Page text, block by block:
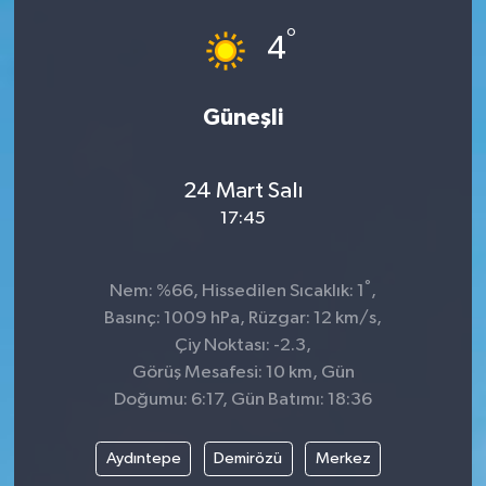
4°
Güneşli
24 Mart Salı
17:45
Nem: %66, Hissedilen Sıcaklık: 1 ° ,
Basınç: 1009 hPa, Rüzgar: 12 km/s,
Çiy Noktası: -2.3,
Görüş Mesafesi: 10 km, Gün
Doğumu: 6:17, Gün Batımı: 18:36
Aydıntepe Demirözü Merkez
Magazin
haber ara
Yazarlarımız